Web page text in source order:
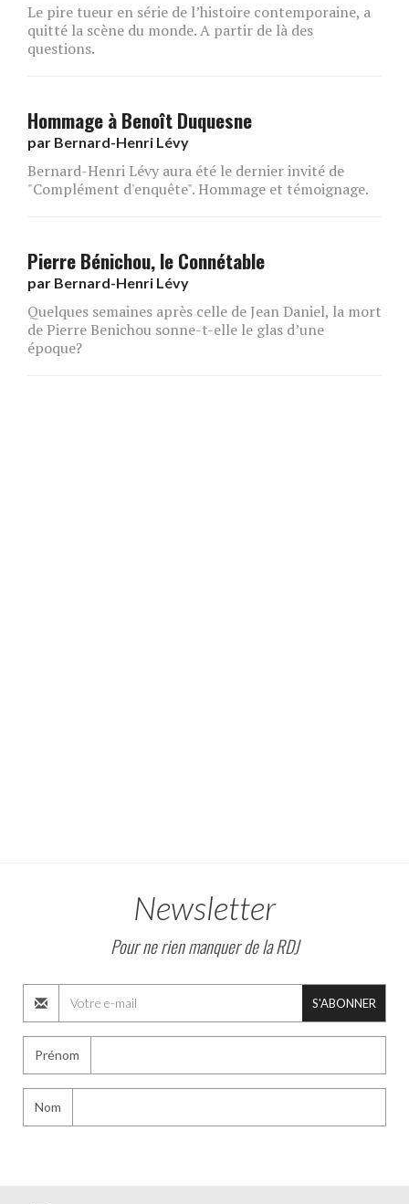
Le pire tueur en série de l’histoire contemporaine, a
quitté la scène du monde. A partir de là des
questions.
Hommage à Benoît Duquesne
par Bernard-Henri Lévy
Bernard-Henri Lévy aura été le dernier invité de
"Complément d'enquête". Hommage et témoignage.
Pierre Bénichou, le Connétable
par Bernard-Henri Lévy
Quelques semaines après celle de Jean Daniel, la mort
de Pierre Benichou sonne-t-elle le glas d’une
époque?
Newsletter
Pour ne rien manquer de la RDJ
S'ABONNER
Prénom
Nom